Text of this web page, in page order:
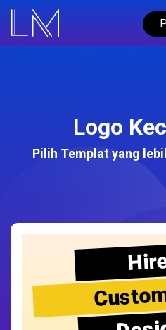
Logo
Pilih Templat yang